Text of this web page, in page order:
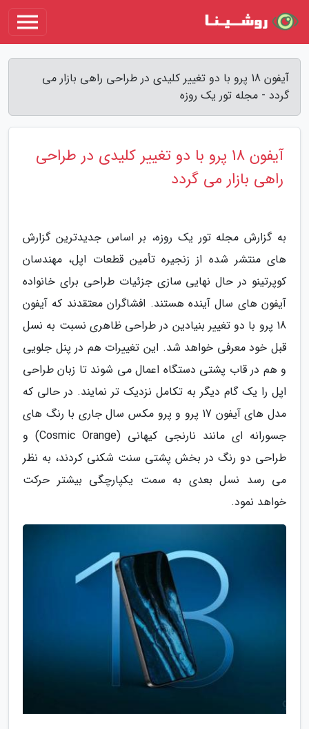
آیفون 18 پرو با دو تغییر کلیدی در طراحی راهی بازار می
گردد - مجله تور یک روزه
آیفون 18 پرو با دو تغییر کلیدی در طراحی
راهی بازار می گردد
به گزارش مجله تور یک روزه، بر اساس جدیدترین گزارش
های منتشر شده از زنجیره تأمین قطعات اپل، مهندسان
کوپرتینو در حال نهایی سازی جزئیات طراحی برای خانواده
آیفون های سال آینده هستند. افشاگران معتقدند که آیفون
18 پرو با دو تغییر بنیادین در طراحی ظاهری نسبت به نسل
قبل خود معرفی خواهد شد. این تغییرات هم در پنل جلویی
و هم در قاب پشتی دستگاه اعمال می شوند تا زبان طراحی
اپل را یک گام دیگر به تکامل نزدیک تر نمایند. در حالی که
مدل های آیفون 17 پرو و پرو مکس سال جاری با رنگ های
جسورانه ای مانند نارنجی کیهانی (Cosmic Orange) و
طراحی دو رنگ در بخش پشتی سنت شکنی کردند، به نظر
می رسد نسل بعدی به سمت یکپارچگی بیشتر حرکت
خواهد نمود.